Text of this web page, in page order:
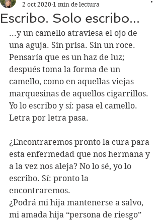
Escribo. Solo escribo...
2 oct 2020 1 min de lectura
...y un camello atraviesa el ojo de
una aguja. Sin prisa. Sin un roce.
Pensaría que es un haz de luz;
después toma la forma de un
camello, como en aquellas viejas
marquesinas de aquellos cigarrillos.
Yo lo escribo y sí: pasa el camello.
Letra por letra pasa.
¿Encontraremos pronto la cura para
esta enfermedad que nos hermana y
a la vez nos aleja? No lo sé, yo lo
escribo. Sí: pronto la
encontraremos.
¿Podrá mi hija mantenerse a salvo,
mi amada hija “persona de riesgo”